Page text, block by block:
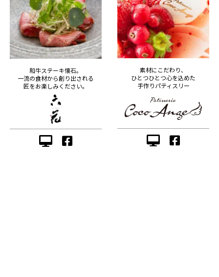
和牛ステーキ懐石。
一流の食材から創り出される
匠をお楽しみください。
素材にこだわり、
ひとつひとつ心を込めた
手作りパティスリー